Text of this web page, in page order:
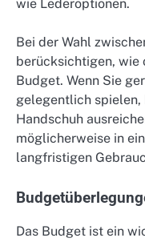
wie Lederoptionen.
Bei der Wahl
berücksichtigen, wie
Budget. Wenn Sie
gelegentlich spielen,
Handschuh
möglicherweise in
langfristigen
Das Budget ist ein